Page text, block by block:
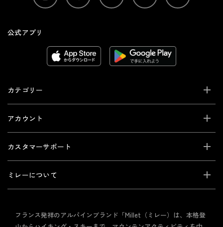
公式アプリ
カテゴリー
アカウント
カスタマーサポート
ミレーについて
フランス発祥のアルパインブランド「Millet（ミレー）は、本格登